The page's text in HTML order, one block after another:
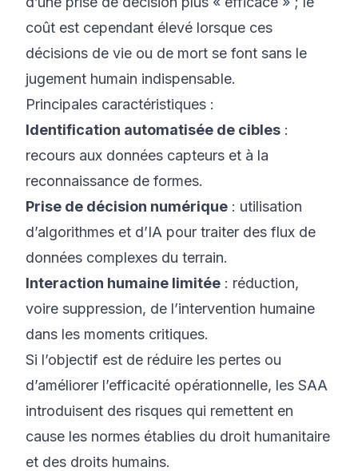
coût est cependant élevé lorsque ces
décisions de vie ou de mort se font sans le
jugement humain indispensable.
Principales caractéristiques :
Identification automatisée de cibles :
recours aux données capteurs et à la
reconnaissance de formes.
Prise de décision numérique : utilisation
d’algorithmes et d’IA pour traiter des flux de
données complexes du terrain.
Interaction humaine limitée : réduction,
voire suppression, de l’intervention humaine
dans les moments critiques.
Si l’objectif est de réduire les pertes ou
d’améliorer l’efficacité opérationnelle, les SAA
introduisent des risques qui remettent en
cause les normes établies du droit humanitaire
et des droits humains.